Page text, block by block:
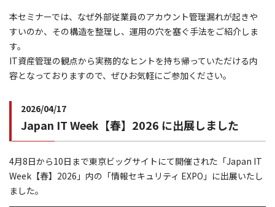
本セミナーでは、なぜ外部従業員のアカウント管理漏れが起きや
すいのか、その構造を整理し、運用の穴を塞ぐ手法をご紹介しま
す。
IT資産管理の観点から実務的なヒントを持ち帰っていただける内
容となっておりますので、ぜひお気軽にご参加ください。
2026/04/17
Japan IT Week【春】2026 に出展しました
4月8日から10日まで東京ビッグサイトにて開催された「Japan IT
Week【春】2026」内の「情報セキュリティ EXPO」に出展いたし
ました。